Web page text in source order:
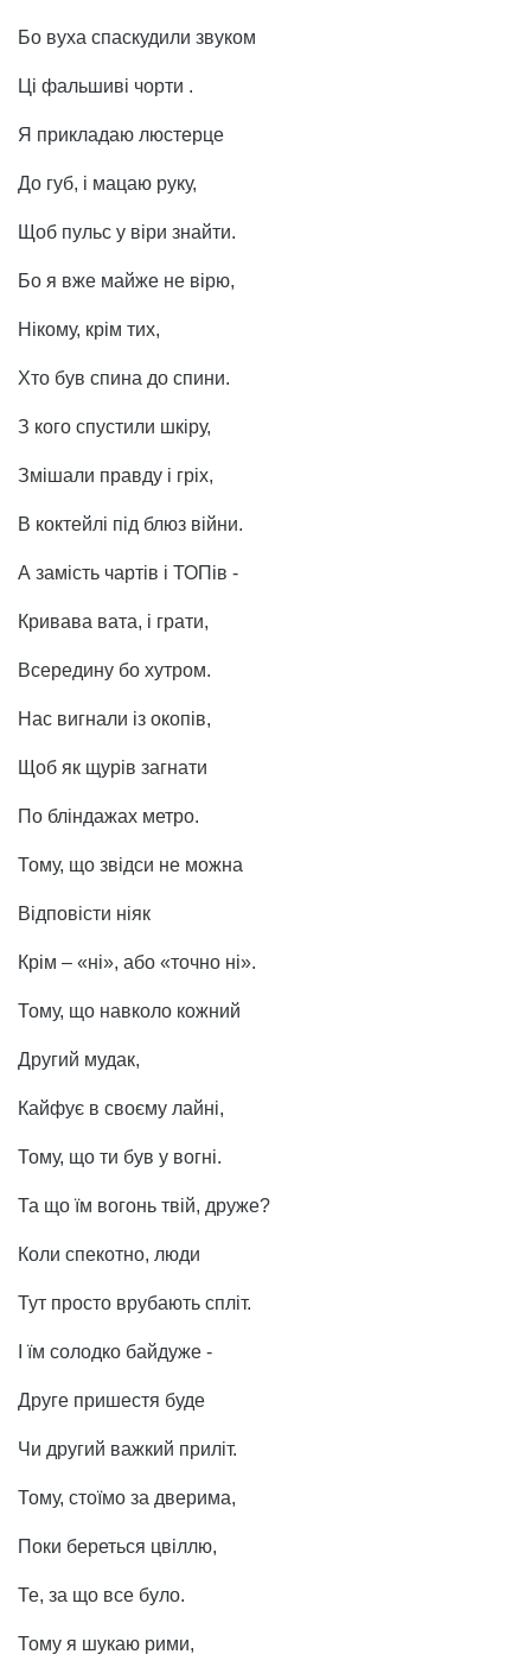
Бо вуха спаскудили звуком
Ці фальшиві чорти .
Я прикладаю люстерце
До губ, і мацаю руку,
Щоб пульс у віри знайти.
Бо я вже майже не вірю,
Нікому, крім тих,
Хто був спина до спини.
З кого спустили шкіру,
Змішали правду і гріх,
В коктейлі під блюз війни.
А замість чартів і ТОПів -
Кривава вата, і грати,
Всередину бо хутром.
Нас вигнали із окопів,
Щоб як щурів загнати
По бліндажах метро.
Тому, що звідси не можна
Відповісти ніяк
Крім – «ні», або «точно ні».
Тому, що навколо кожний
Другий мудак,
Кайфує в своєму лайні,
Тому, що ти був у вогні.
Та що їм вогонь твій, друже?
Коли спекотно, люди
Тут просто врубають спліт.
І їм солодко байдуже -
Друге пришестя буде
Чи другий важкий приліт.
Тому, стоїмо за дверима,
Поки береться цвіллю,
Те, за що все було.
Тому я шукаю рими,